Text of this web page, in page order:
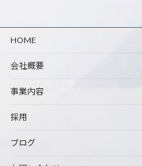
HOME
会社概要
事業内容
採用
ブログ